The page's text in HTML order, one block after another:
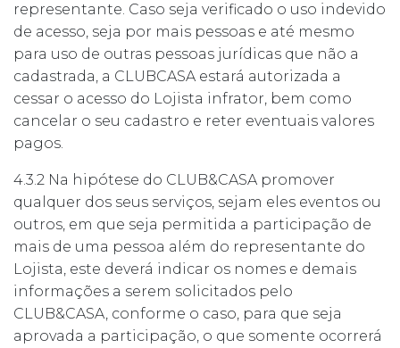
representante. Caso seja verificado o uso indevido
de acesso, seja por mais pessoas e até mesmo
para uso de outras pessoas jurídicas que não a
cadastrada, a CLUBCASA estará autorizada a
cessar o acesso do Lojista infrator, bem como
cancelar o seu cadastro e reter eventuais valores
pagos.
4.3.2 Na hipótese do CLUB&CASA promover
qualquer dos seus serviços, sejam eles eventos ou
outros, em que seja permitida a participação de
mais de uma pessoa além do representante do
Lojista, este deverá indicar os nomes e demais
informações a serem solicitados pelo
CLUB&CASA, conforme o caso, para que seja
aprovada a participação, o que somente ocorrerá